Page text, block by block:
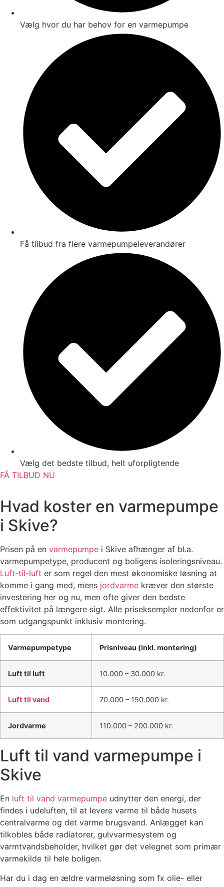
Vælg hvor du har behov for en varmepumpe
Få tilbud fra flere varmepumpeleverandører
Vælg det bedste tilbud, helt uforpligtende
FÅ TILBUD NU
Hvad koster en varmepumpe
i Skive?
Prisen på en varmepumpe i Skive afhænger af bl.a.
varmepumpetype, producent og boligens isoleringsniveau.
Luft-til-luft er som regel den mest økonomiske løsning at
komme i gang med, mens jordvarme kræver den største
investering her og nu, men ofte giver den bedste
effektivitet på længere sigt. Alle priseksempler nedenfor er
som udgangspunkt inklusiv montering.
Varmepumpetype Prisniveau (inkl. montering)
Luft til luft 10.000 – 30.000 kr.
Luft til vand 70.000 – 150.000 kr.
Jordvarme 110.000 – 200.000 kr.
Luft til vand varmepumpe i
Skive
En luft til vand varmepumpe udnytter den energi, der
findes i udeluften, til at levere varme til både husets
centralvarme og det varme brugsvand. Anlægget kan
tilkobles både radiatorer, gulvvarmesystem og
varmtvandsbeholder, hvilket gør det velegnet som primær
varmekilde til hele boligen.
Har du i dag en ældre varmeløsning som fx olie- eller